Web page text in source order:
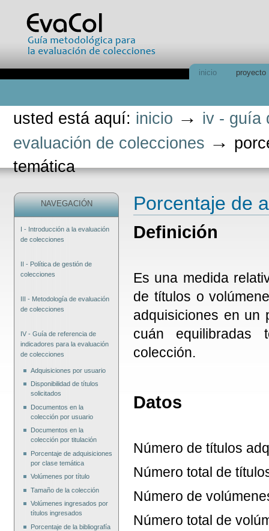
contenido.
inicio proyecto
usted está aquí: inicio → iv - guía
evaluación de colecciones →
temática
NAVEGACIÓN
I - Introducción a la evaluación
de colecciones
II - Política de gestión de
colecciones
III - Metodología de evaluación
de colecciones
IV - Guía de referencia de
indicadores para la evaluación
de colecciones
Adquisiciones por usuario
Disponibilidad de títulos
solicitados
Documentos en la
colección por usuario
Documentos en la
colección por titulación
Porcentaje de adquisiciones
por clase temática
Volúmenes por título
Tamaño de la colección
Volúmenes ingresados por
títulos ingresados
Porcentaje de la bibliografía
Porcentaje de
Definición
Es una medida
de títulos o
adquisiciones en un
cuán equilibradas
colección.
Datos
Número de títulos
Número total de
Número de
Número total de